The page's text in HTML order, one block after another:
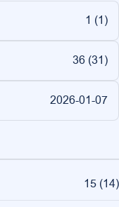
1 (1)
36 (31)
2026-01-07
15 (14)